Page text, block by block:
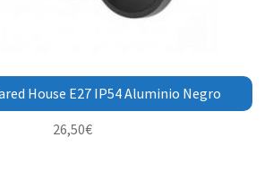
House E27 IP54 Aluminio Negro
26,50€